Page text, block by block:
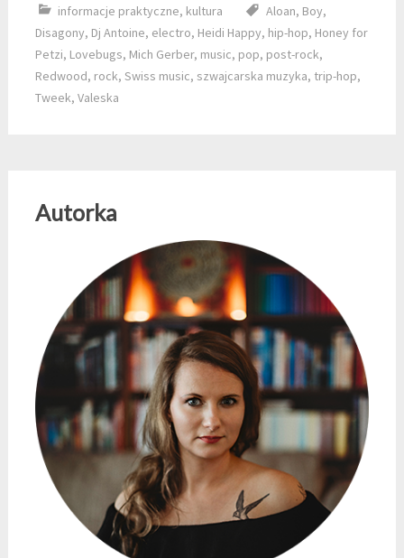
informacje praktyczne, kultura Aloan, Boy,
Disagony, Dj Antoine, electro, Heidi Happy, hip-hop, Honey for
Petzi, Lovebugs, Mich Gerber, music, pop, post-rock,
Redwood, rock, Swiss music, szwajcarska muzyka, trip-hop,
Tweek, Valeska
Autorka